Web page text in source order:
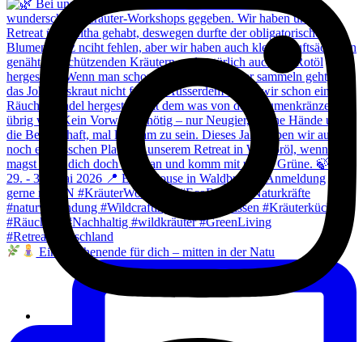
Ein Wochenende für dich – mitten in der Natu